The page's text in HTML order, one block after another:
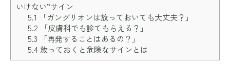
いけない”サイン
5.1 「ガングリオンは放っておいても大丈夫？」
5.2 「皮膚科でも診てもらえる？」
5.3 「再発することはあるの？」
5.4放っておくと危険なサインとは